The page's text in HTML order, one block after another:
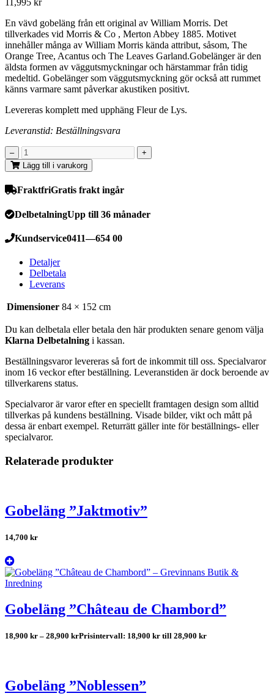
11,995 kr
En vävd gobeläng från ett original av William Morris. Det
tillverkades vid Morris & Co , Merton Abbey 1885. Motivet
innehåller många av William Morris kända attribut, såsom, The
Orange Tree, Acantus och The Leaves Garland.Gobelänger är den
äldsta formen av väggutsmyckningar och härstammar från tidig
medeltid. Gobelänger som väggutsmyckning gör också att rummet
känns varmare samt påverkar akustiken positivt.
Levereras komplett med upphäng Fleur de Lys.
Leveranstid: Beställningsvara
Lägg till i varukorg
FraktfriGratis frakt ingår
DelbetalningUpp till 36 månader
Kundservice0411—654 00
Detaljer
Delbetala
Leverans
Dimensioner 84 × 152 cm
Du kan delbetala eller betala den här produkten senare genom välja
Klarna Delbetalning i kassan.
Beställningsvaror levereras så fort de inkommit till oss. Specialvaror
inom 16 veckor efter beställning. Leveranstiden är dock beroende av
tillverkarens status.
Specialvaror är varor efter en speciellt framtagen design som alltid
tillverkas på kundens beställning. Visade bilder, vikt och mått på
dessa är enbart exempel. Returrätt gäller inte för beställnings- eller
specialvaror.
Relaterade produkter
Gobeläng ”Jaktmotiv”
14,700 kr
Gobeläng ”Château de Chambord”
18,900 kr – 28,900 krPrisintervall: 18,900 kr till 28,900 kr
Gobeläng ”Noblessen”